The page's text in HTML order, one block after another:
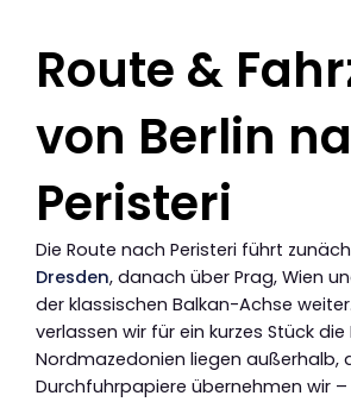
Route &
von Berlin
Peristeri
Die Route nach Peristeri führt
Dresden, danach über Prag, Wien
der klassischen Balkan-Achse
verlassen wir für ein kurzes Stück die
Nordmazedonien liegen außerhalb,
Durchfuhrpapiere übernehmen wir –